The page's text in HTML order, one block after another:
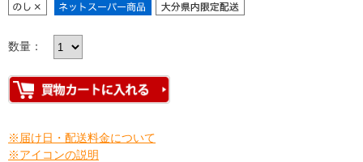
数量：
※届け日・配送料金について
※アイコンの説明